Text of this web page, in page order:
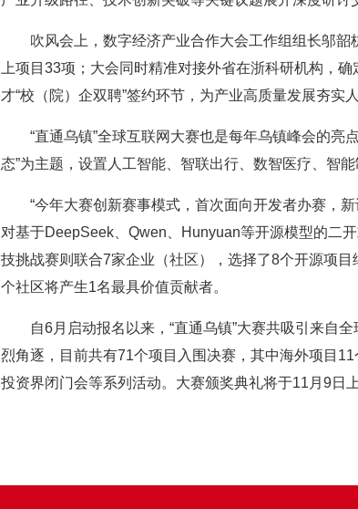
吹风会上，数字经济产业合作大会工作组组长邬
上项目33项；大会同时精准对接外省在浙科研机构，
才“校（院）企双聘”签约环节，为产业高质量发展夯实人
“直通乌镇”全球互联网大赛也是每年乌镇峰会的
态”为主题，设置人工智能、智联出行、数智医疗、智
“今年大赛创新赛事模式，首次面向开发者办赛，
对基于DeepSeek、Qwen、Hunyuan等开源模型的二
技挑战赛则联合7家企业（社区），选择了8个开源项
个社区将产生1名最具价值贡献者。
自6月启动报名以来，“直通乌镇”大赛共吸引来自
烈角逐，目前共有71个项目入围决赛，其中海外项目
投资界闭门会等系列活动。大赛颁奖典礼将于11月9日